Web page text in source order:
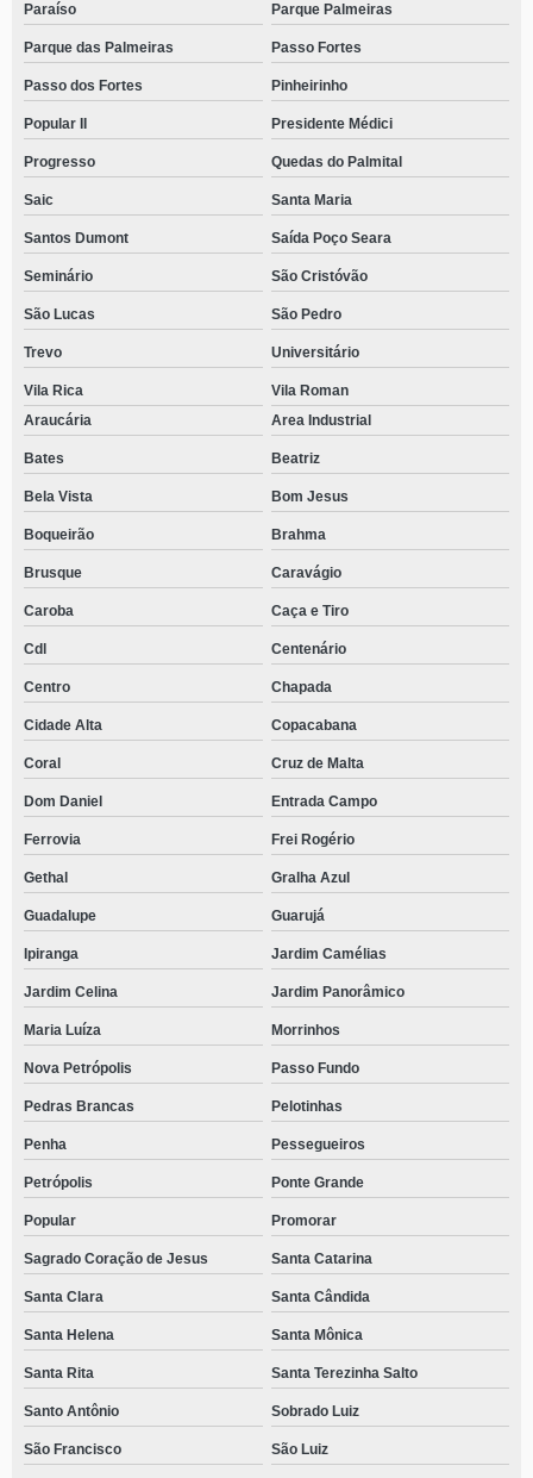
Paraíso Parque Palmeiras
Parque das Palmeiras Passo Fortes
Passo dos Fortes Pinheirinho
Popular II Presidente Médici
Progresso Quedas do Palmital
Saic Santa Maria
Santos Dumont Saída Poço Seara
Seminário São Cristóvão
São Lucas São Pedro
Trevo Universitário
Vila Rica
Vila Roman
Araucária
Area Industrial
Bates Beatriz
Bela Vista Bom Jesus
Boqueirão Brahma
Brusque Caravágio
Caroba Caça e Tiro
Cdl Centenário
Centro Chapada
Cidade Alta Copacabana
Coral Cruz de Malta
Dom Daniel Entrada Campo
Ferrovia Frei Rogério
Gethal Gralha Azul
Guadalupe Guarujá
Ipiranga Jardim Camélias
Jardim Celina Jardim Panorâmico
Maria Luíza Morrinhos
Nova Petrópolis Passo Fundo
Pedras Brancas Pelotinhas
Penha Pessegueiros
Petrópolis Ponte Grande
Popular Promorar
Sagrado Coração de Jesus Santa Catarina
Santa Clara Santa Cândida
Santa Helena Santa Mônica
Santa Rita Santa Terezinha Salto
Santo Antônio Sobrado Luiz
São Francisco São Luiz